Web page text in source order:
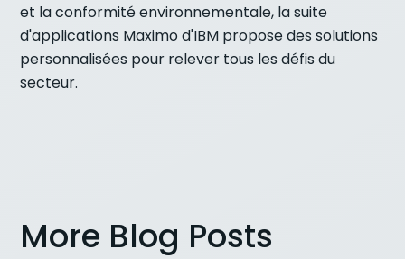
et la conformité environnementale, la suite
d'applications Maximo d'IBM propose des solutions
personnalisées pour relever tous les défis du
secteur.
More Blog Posts